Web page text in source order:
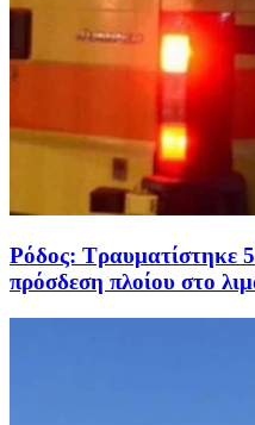
Ρόδος: Τραυματίστηκε
πρόσδεση πλοίου στο